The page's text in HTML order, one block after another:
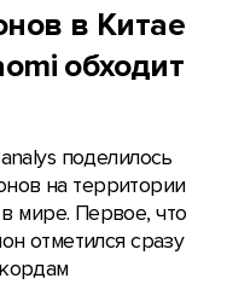
в Китае
обходит
поделилось
на территории
мире. Первое, что
отметился сразу